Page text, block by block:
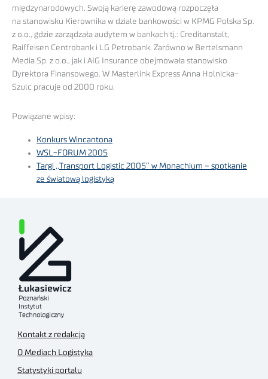
międzynarodowych. Swoją karierę zawodową rozpoczęła
na stanowisku Kierownika w dziale bankowości w KPMG Polska Sp.
z o.o., gdzie zarządzała audytem w bankach tj.: Creditanstalt,
Raiffeisen Centrobank i LG Petrobank. Zarówno w Bertelsmann
Media Sp. z o.o., jak i AIG Insurance obejmowała stanowisko
Dyrektora Finansowego. W Masterlink Express Anna Holnicka-
Szulc pracuje od 2000 roku.
Powiązane wpisy:
Konkurs Wincantona
WSL-FORUM 2005
Targi ,,Transport Logistic 2005″ w Monachium – spotkanie
ze światową logistyką
Kontakt z redakcją
O Mediach Logistyka
Statystyki portalu